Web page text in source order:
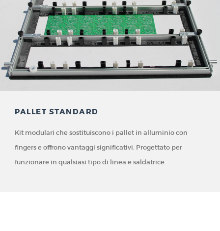
PALLET STANDARD
Kit modulari che sostituiscono i pallet in alluminio con
fingers e offrono vantaggi significativi. Progettato per
funzionare in qualsiasi tipo di linea e saldatrice.